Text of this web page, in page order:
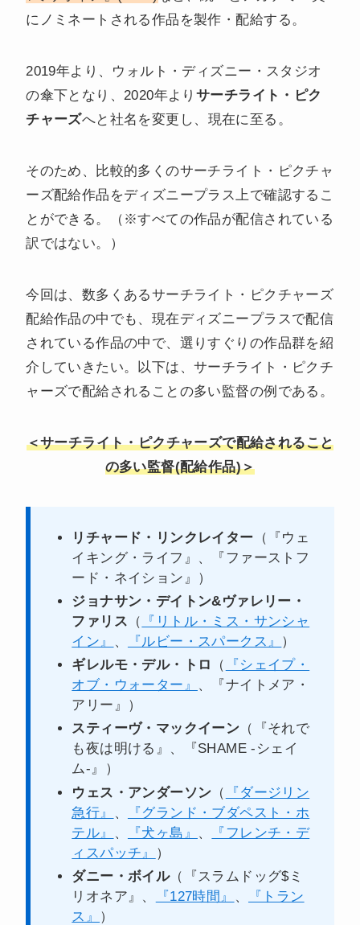
にノミネートされる作品を製作・配給する。
2019年より、ウォルト・ディズニー・スタジオ
の傘下となり、2020年より サーチライト・ピク
チャーズへと社名を変更し、現在に至る。
そのため、比較的多くのサーチライト・ピクチャ
ーズ配給作品をディズニープラス上で確認するこ
とができる。（※すべての作品が配信されている
訳ではない。）
今回は、数多くあるサーチライト・ピクチャーズ
配給作品の中でも、現在ディズニープラスで配信
されている作品の中で、選りすぐりの作品群を紹
介していきたい。以下は、サーチライト・ピクチ
ャーズで配給されることの多い監督の例である。
＜サーチライト・ピクチャーズで配給されること
の多い監督(配給作品)＞
リチャード・リンクレイター （『ウェ
イキング・ライフ』、『ファーストフ
ード・ネイション』）
ジョナサン・デイトン&ヴァレリー・
ファリス （
『リトル・ミス・サンシャ
イン』
、 『ルビー・スパークス』 ）
ギレルモ・デル・トロ
（
『シェイプ・
オブ・ウォーター』
、『ナイトメア・
アリー』）
スティーヴ・マックイーン （『それで
も夜は明ける』、『SHAME -シェイ
ム-』）
ウェス・アンダーソン （
『ダージリン
急行』
、
『グランド・ブダペスト・ホ
テル』
、 『犬ヶ島』 、
『フレンチ・デ
ィスパッチ』
）
ダニー・ボイル（『スラムドッグ$ミ
リオネア』、
『127時間』 、
『トラン
ス』 ）